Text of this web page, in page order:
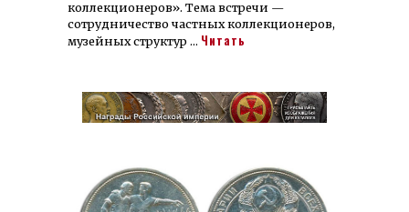
коллекционеров». Тема встречи —
сотрудничество частных коллекционеров,
музейных структур … Читать